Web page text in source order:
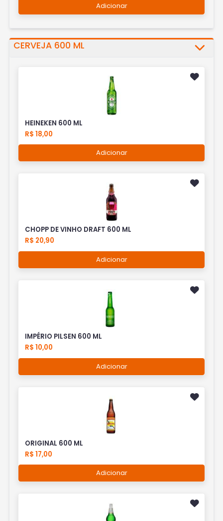
Adicionar
CERVEJA 600 ML
HEINEKEN 600 ML
R$ 18,00
Adicionar
CHOPP DE VINHO DRAFT 600 ML
R$ 20,90
Adicionar
IMPÉRIO PILSEN 600 ML
R$ 10,00
Adicionar
ORIGINAL 600 ML
R$ 17,00
Adicionar